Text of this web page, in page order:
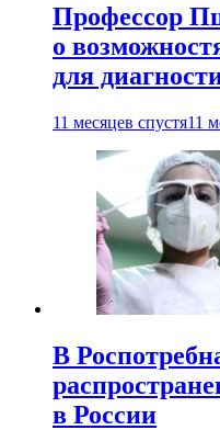
Профессор
о
для
11 месяцев спустя11
В
в России